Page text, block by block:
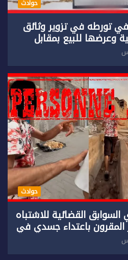
حوادث
تورطه في تزوير وثائق
وعرضها للبيع بمقابل
حوادث
القضائية للاشتباه
المقرون باعتداء جسدي في